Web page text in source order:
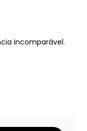
incomparável.